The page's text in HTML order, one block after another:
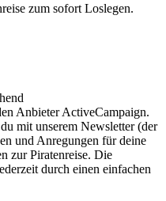
zum sofort Loslegen.
Anbieter ActiveCampaign.
mit unserem Newsletter (der
und Anregungen für deine
zur Piratenreise. Die
durch einen einfachen